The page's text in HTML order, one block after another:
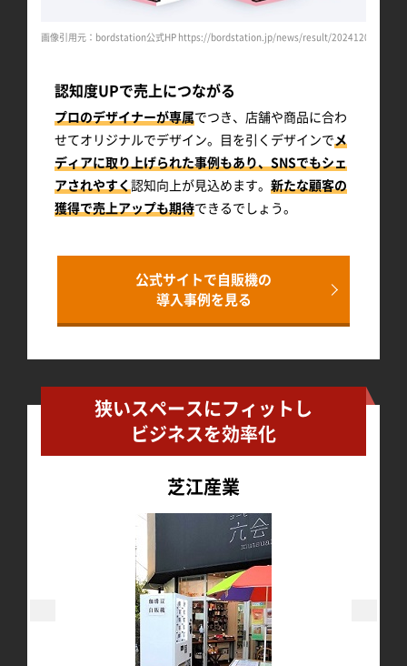
20240812/4976/画像引用元：bordstation公式HP https://bordstation.jp/news/result/20241202/5315/
認知度UPで売上につながる
プロのデザイナーが専属でつき、店舗や商品に合わ
せてオリジナルでデザイン。目を引くデザインでメ
ディアに取り上げられた事例もあり、SNSでもシェ
アされやすく認知向上が見込めます。 新たな顧客の
獲得で売上アップも期待できるでしょう。
公式サイトで自販機の
導入事例を見る
狭いスペースにフィットし
ビジネスを効率化
芝江産業